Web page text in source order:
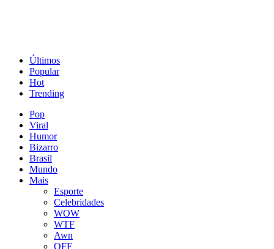
Últimos
Popular
Hot
Trending
Pop
Viral
Humor
Bizarro
Brasil
Mundo
Mais
Esporte
Celebridades
WOW
WTF
Awn
OFF